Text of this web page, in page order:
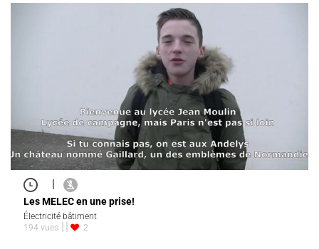
|
Les MELEC en une prise!
Électricité bâtiment
194 vues
2